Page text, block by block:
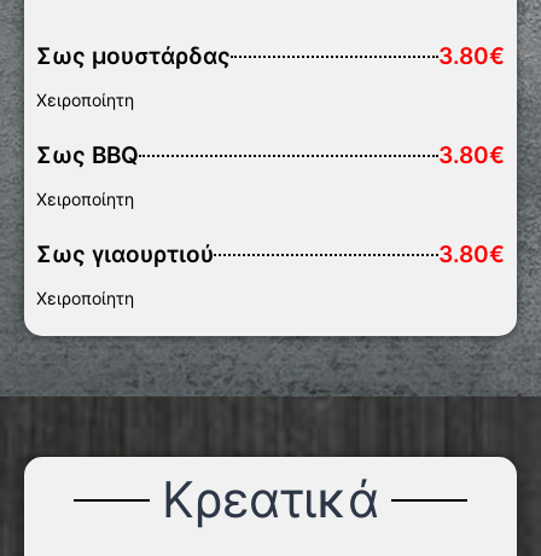
Σως μουστάρδας 3.80€
Χειροποίητη
Σως BBQ 3.80€
Χειροποίητη
Σως γιαουρτιού 3.80€
Χειροποίητη
Κρεατικά